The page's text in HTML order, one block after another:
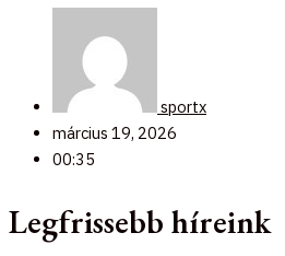
sportx
március 19, 2026
00:35
Legfrissebb híreink